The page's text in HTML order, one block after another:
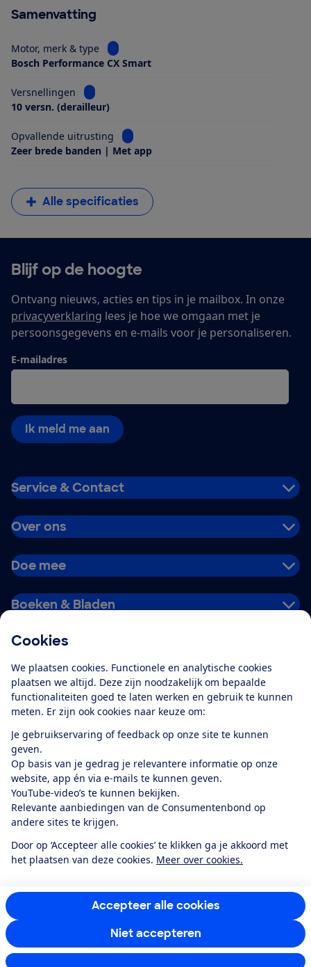
Cookies
We plaatsen cookies. Functionele en analytische cookies
plaatsen we altijd. Deze zijn noodzakelijk om bepaalde
functionaliteiten goed te laten werken en gebruik te kunnen
meten. Er zijn ook cookies naar keuze om:
Je gebruikservaring of feedback op onze site te kunnen
geven.
Op basis van je gedrag je relevantere informatie op onze
website, app én via e-mails te kunnen geven.
YouTube-video’s te kunnen bekijken.
Relevante aanbiedingen van de Consumentenbond op
andere sites te krijgen.
Door op ‘Accepteer alle cookies’ te klikken ga je akkoord met
het plaatsen van deze cookies. Meer over cookies.
Accepteer alle cookies
Niet accepteren
Samenvatting
Motor, merk & type
Bekijk informatie voor Motor, merk & type
Bosch Performance CX Smart
Versnellingen
Bekijk informatie voor Versnellingen
10 versn. (derailleur)
Opvallende uitrusting
Bekijk informatie voor Opvallende
Zeer brede banden | Met app
Alle specificaties
Blijf op de hoogte
Ontvang nieuws, acties en tips in je mailbox. In onze
privacyverklaring lees je hoe we omgaan met je
persoonsgegevens en e-mails voor je personaliseren.
E-mailadres
Ik meld me aan
Service & Contact
Over ons
Doe mee
Boeken & Bladen
Alles over de
app
Algemene Voorwaarden
Privacyverklaring
Cookiebeleid
Privacyvoorkeuren
Toegankelijkheid
RSS-feed nieuws
Facebook
TwitterInstagram
YoutubeLinkedIn
12.901consumentenbeoordelen de Consumentenbondmet gemiddeld